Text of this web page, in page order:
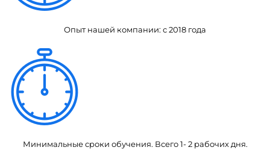
Опыт нашей компании: с 2018 года
Минимальные сроки обучения. Всего 1- 2 рабочих дня.